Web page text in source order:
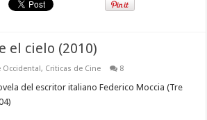
el cielo (2010)
Occidental, Criticas de Cine 8
del escritor italiano Federico Moccia (Tre